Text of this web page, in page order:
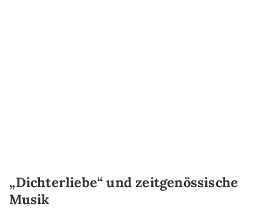
„Dichterliebe“ und zeitgenössische
Musik